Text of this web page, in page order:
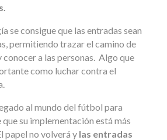
se consigue que las entradas sean
permitiendo trazar el camino de
conocer a las personas. Algo que
como luchar contra el
al mundo del fútbol para
su implementación está más
papel no volverá y las entradas